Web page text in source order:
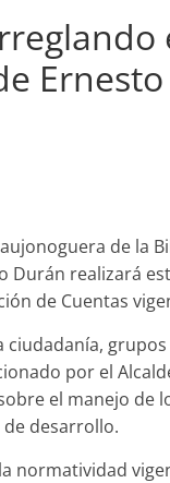
de la
realizará
de Cuentas
ciudadanía,
por el
el manejo de
de desarrollo.
normatividad